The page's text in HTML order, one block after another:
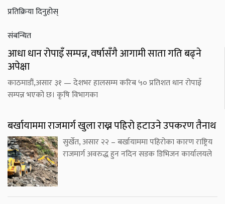
प्रतिक्रिया दिनुहोस्
संबन्धित
आधा धान रोपाइँ सम्पन्न, वर्षासँगै आगामी साता गति बढ्ने
अपेक्षा
काठमाडौं,असार ३१ — देशभर हालसम्म करिब ५० प्रतिशत धान रोपाइँ
सम्पन्न भएको छ। कृषि विभागका
बर्खायाममा राजमार्ग खुला राख्न पहिरो हटाउने उपकरण तैनाथ
सुर्खेत, असार २२ – बर्खायाममा पहिरोका कारण राष्ट्रिय
राजमार्ग अवरुद्ध हुन नदिन सडक डिभिजन कार्यालयले